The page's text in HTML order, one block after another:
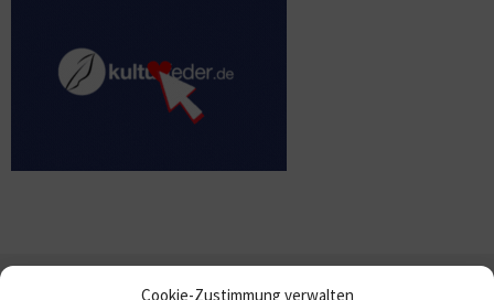
Cookie-Zustimmung verwalten